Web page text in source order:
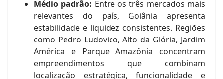
Médio padrão: Entre os três mercados mais
relevantes do país, Goiânia apresenta
estabilidade e liquidez consistentes. Regiões
como Pedro Ludovico, Alto da Glória, Jardim
América e Parque Amazônia concentram
empreendimentos que combinam
localização estratégica, funcionalidade e